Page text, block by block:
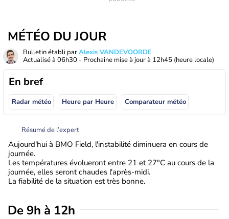
MÉTÉO DU JOUR
Bulletin établi parAlexis VANDEVOORDE
Actualisé à 06h30 - Prochaine mise à jour à 12h45 (heure locale)
En bref
Radar météo Heure par Heure Comparateur météo
Résumé de l’expert
Aujourd'hui à BMO Field, l'instabilité diminuera en cours de
journée.
Les températures évolueront entre 21 et 27°C au cours de la
journée, elles seront chaudes l'après-midi.
La fiabilité de la situation est très bonne.
De 9h à 12h